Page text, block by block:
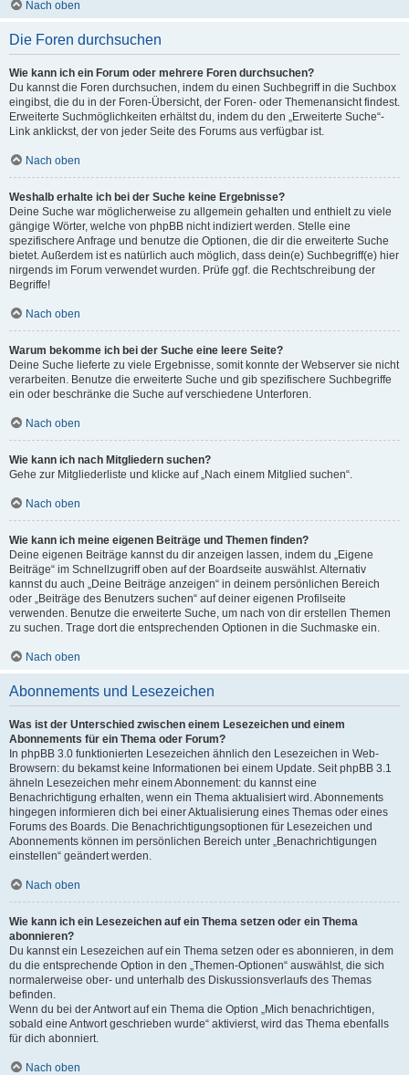
Nach oben
Die Foren durchsuchen
Wie kann ich ein Forum oder mehrere Foren durchsuchen?
Du kannst die Foren durchsuchen, indem du einen Suchbegriff in die Suchbox
eingibst, die du in der Foren-Übersicht, der Foren- oder Themenansicht findest.
Erweiterte Suchmöglichkeiten erhältst du, indem du den „Erweiterte Suche“-
Link anklickst, der von jeder Seite des Forums aus verfügbar ist.
Nach oben
Weshalb erhalte ich bei der Suche keine Ergebnisse?
Deine Suche war möglicherweise zu allgemein gehalten und enthielt zu viele
gängige Wörter, welche von phpBB nicht indiziert werden. Stelle eine
spezifischere Anfrage und benutze die Optionen, die dir die erweiterte Suche
bietet. Außerdem ist es natürlich auch möglich, dass dein(e) Suchbegriff(e) hier
nirgends im Forum verwendet wurden. Prüfe ggf. die Rechtschreibung der
Begriffe!
Nach oben
Warum bekomme ich bei der Suche eine leere Seite?
Deine Suche lieferte zu viele Ergebnisse, somit konnte der Webserver sie nicht
verarbeiten. Benutze die erweiterte Suche und gib spezifischere Suchbegriffe
ein oder beschränke die Suche auf verschiedene Unterforen.
Nach oben
Wie kann ich nach Mitgliedern suchen?
Gehe zur Mitgliederliste und klicke auf „Nach einem Mitglied suchen“.
Nach oben
Wie kann ich meine eigenen Beiträge und Themen finden?
Deine eigenen Beiträge kannst du dir anzeigen lassen, indem du „Eigene
Beiträge“ im Schnellzugriff oben auf der Boardseite auswählst. Alternativ
kannst du auch „Deine Beiträge anzeigen“ in deinem persönlichen Bereich
oder „Beiträge des Benutzers suchen“ auf deiner eigenen Profilseite
verwenden. Benutze die erweiterte Suche, um nach von dir erstellen Themen
zu suchen. Trage dort die entsprechenden Optionen in die Suchmaske ein.
Nach oben
Abonnements und Lesezeichen
Was ist der Unterschied zwischen einem Lesezeichen und einem
Abonnements für ein Thema oder Forum?
In phpBB 3.0 funktionierten Lesezeichen ähnlich den Lesezeichen in Web-
Browsern: du bekamst keine Informationen bei einem Update. Seit phpBB 3.1
ähneln Lesezeichen mehr einem Abonnement: du kannst eine
Benachrichtigung erhalten, wenn ein Thema aktualisiert wird. Abonnements
hingegen informieren dich bei einer Aktualisierung eines Themas oder eines
Forums des Boards. Die Benachrichtigungsoptionen für Lesezeichen und
Abonnements können im persönlichen Bereich unter „Benachrichtigungen
einstellen“ geändert werden.
Nach oben
Wie kann ich ein Lesezeichen auf ein Thema setzen oder ein Thema
abonnieren?
Du kannst ein Lesezeichen auf ein Thema setzen oder es abonnieren, in dem
du die entsprechende Option in den „Themen-Optionen“ auswählst, die sich
normalerweise ober- und unterhalb des Diskussionsverlaufs des Themas
befinden.
Wenn du bei der Antwort auf ein Thema die Option „Mich benachrichtigen,
sobald eine Antwort geschrieben wurde“ aktivierst, wird das Thema ebenfalls
für dich abonniert.
Nach oben